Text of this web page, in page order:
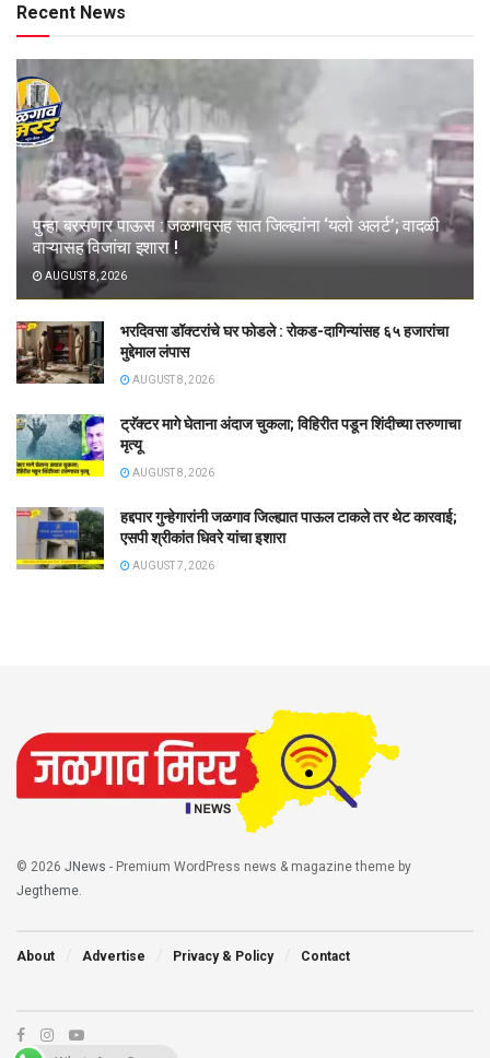
Recent News
पुन्हा बरसणार पाऊस : जळगावसह सात जिल्ह्यांना ‘यलो अलर्ट’; वादळी
वाऱ्यासह विजांचा इशारा !
AUGUST 8, 2026
भरदिवसा डॉक्टरांचे घर फोडले : रोकड-दागिन्यांसह ६५ हजारांचा
मुद्देमाल लंपास
AUGUST 8, 2026
ट्रॅक्टर मागे घेताना अंदाज चुकला; विहिरीत पडून शिंदीच्या तरुणाचा
मृत्यू
AUGUST 8, 2026
हद्दपार गुन्हेगारांनी जळगाव जिल्ह्यात पाऊल टाकले तर थेट कारवाई;
एसपी श्रीकांत धिवरे यांचा इशारा
AUGUST 7, 2026
© 2026 JNews - Premium WordPress news & magazine theme by
Jegtheme
About Advertise Privacy & Policy Contact